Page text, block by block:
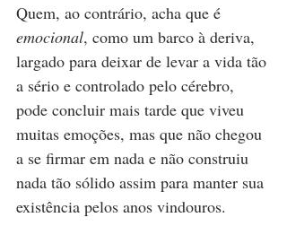
Quem, ao contrário, acha que é
emocional, como um barco à deriva,
largado para deixar de levar a vida tão
a sério e controlado pelo cérebro,
pode concluir mais tarde que viveu
muitas emoções, mas que não chegou
a se firmar em nada e não construiu
nada tão sólido assim para manter sua
existência pelos anos vindouros.